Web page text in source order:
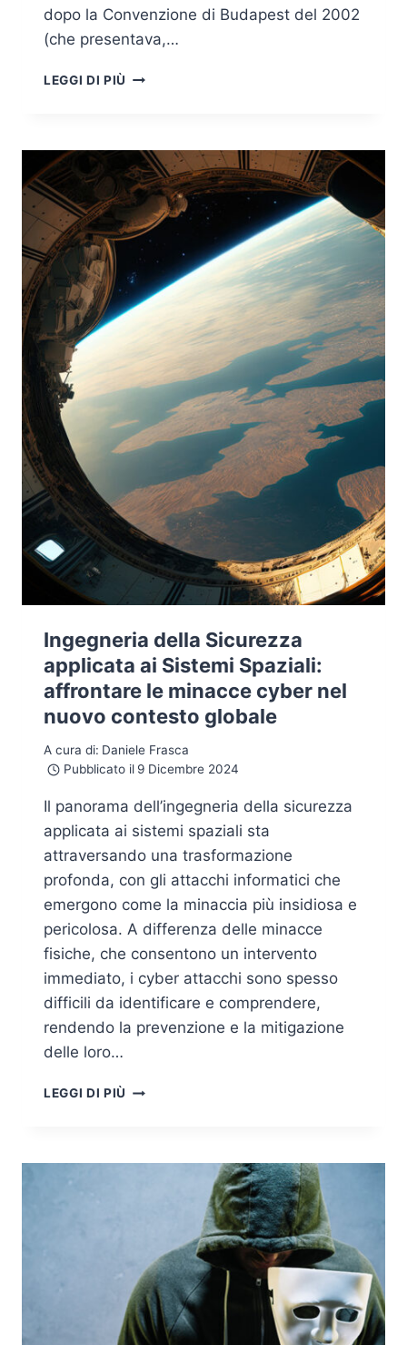
dopo la Convenzione di Budapest del 2002
(che presentava,…
LEGGI DI PIÙ CYBERCRIME,
ONU
Ingegneria della Sicurezza
applicata ai Sistemi Spaziali:
affrontare le minacce cyber nel
nuovo contesto globale
A cura di: Daniele Frasca
Pubblicato il 9 Dicembre 2024
Il panorama dell’ingegneria della sicurezza
applicata ai sistemi spaziali sta
attraversando una trasformazione
profonda, con gli attacchi informatici che
emergono come la minaccia più insidiosa e
pericolosa. A differenza delle minacce
fisiche, che consentono un intervento
immediato, i cyber attacchi sono spesso
difficili da identificare e comprendere,
rendendo la prevenzione e la mitigazione
delle loro…
LEGGI DI PIÙ INGEGNERIA
AI
AFFRONTARE
MINACCE
CYBER
NEL
NUOVO
CONTESTO